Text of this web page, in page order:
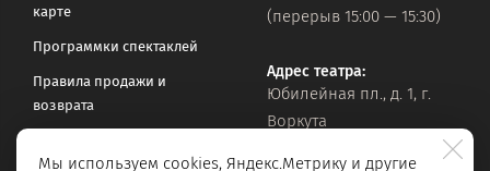
карте
Программки спектаклей
Правила продажи и
возврата
(перерыв 15:00 — 15:30)
Адрес театра:
Юбилейная пл., д. 1, г.
Воркута
Мы используем cookies, Яндекс.Метрику и другие